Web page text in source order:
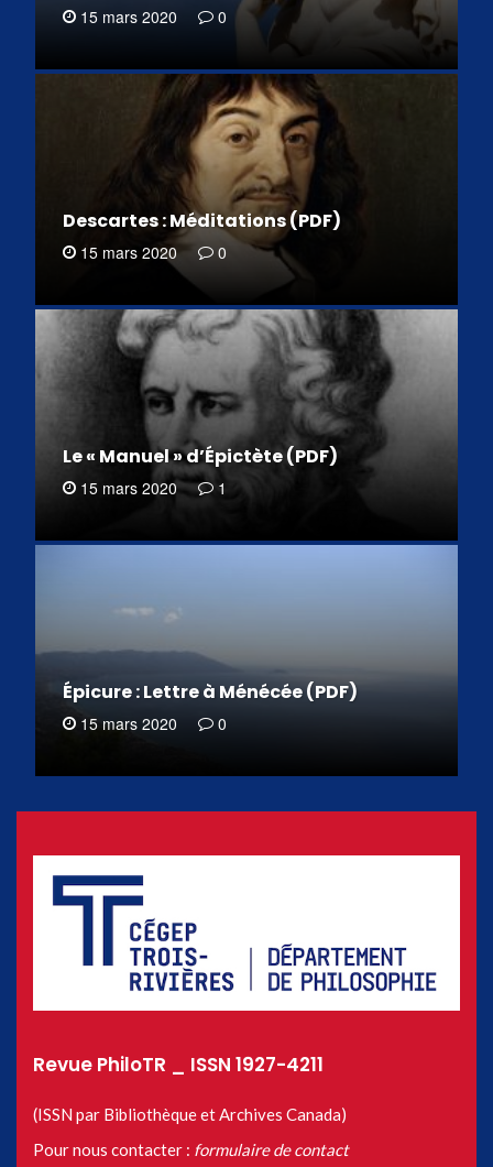
15 mars 2020 0
Descartes : Méditations (PDF)
15 mars 2020 0
Le « Manuel » d’Épictète (PDF)
15 mars 2020 1
Épicure : Lettre à Ménécée (PDF)
15 mars 2020 0
Revue PhiloTR _ ISSN 1927-4211
(ISSN par Bibliothèque et Archives Canada)
Pour nous contacter : formulaire de contact